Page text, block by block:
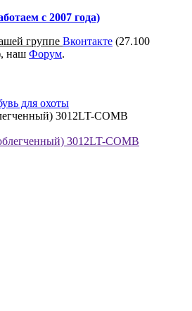
с 2007 года)
группе Вконтакте (27.100
наш Форум.
для охоты
3012LT-COMB